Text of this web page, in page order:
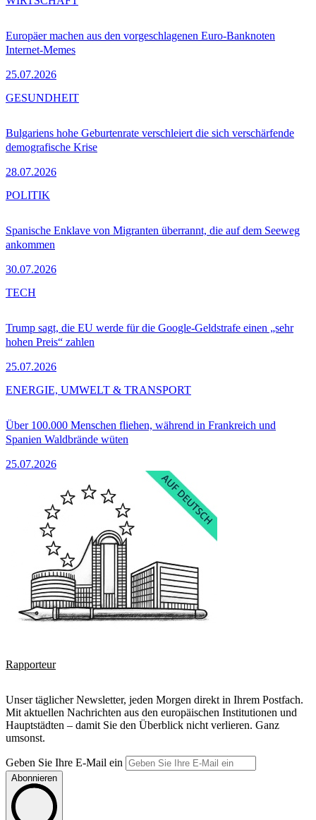
Europäer machen aus den vorgeschlagenen Euro-Banknoten
Internet-Memes
25.07.2026
Bulgariens hohe Geburtenrate verschleiert die sich verschärfende
demografische Krise
28.07.2026
GESUNDHEIT
Spanische Enklave von Migranten überrannt, die auf dem Seeweg
ankommen
30.07.2026
POLITIK
Trump sagt, die EU werde für die Google-Geldstrafe einen „sehr
hohen Preis“ zahlen
25.07.2026
TECH
Über 100.000 Menschen fliehen, während in Frankreich und
Spanien Waldbrände wüten
25.07.2026
ENERGIE, UMWELT & TRANSPORT
Rapporteur
Unser täglicher Newsletter, jeden Morgen direkt in Ihrem Postfach.
Mit aktuellen Nachrichten aus den europäischen Institutionen und
Hauptstädten – damit Sie den Überblick nicht verlieren. Ganz
umsonst.
Geben Sie Ihre E-Mail ein
Abonnieren